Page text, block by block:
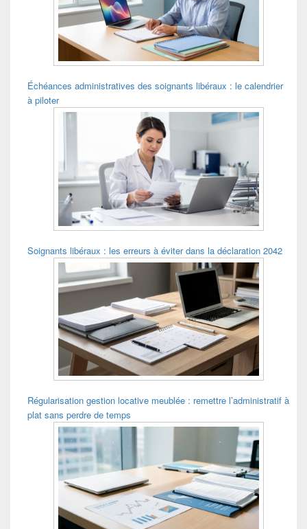
Échéances administratives des soignants libéraux : le calendrier
à piloter
Soignants libéraux : les erreurs à éviter dans la déclaration 2042
Régularisation gestion locative meublée : remettre l’administratif à
plat sans perdre de temps